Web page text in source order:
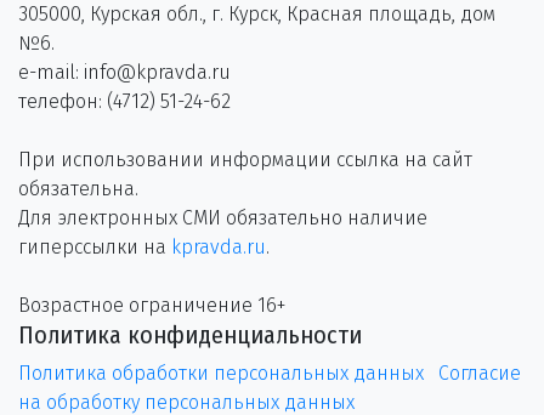
305000, Курская обл., г. Курск, Красная площадь, дом
№6.
e-mail: info@kpravda.ru
телефон: (4712) 51-24-62
При использовании информации ссылка на сайт
обязательна.
Для электронных СМИ обязательно наличие
гиперссылки на kpravda.ru.
Возрастное ограничение 16+
Политика конфиденциальности
Политика обработки персональных данных
Согласие
на обработку персональных данных